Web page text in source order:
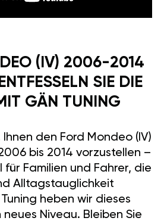
(IV) 2006-2014
SIE DIE
GÄN TUNING
Ihnen den Ford Mondeo (IV)
bis 2014 vorzustellen –
für Familien und Fahrer, die
Alltagstauglichkeit
heben wir dieses
Niveau. Bleiben Sie